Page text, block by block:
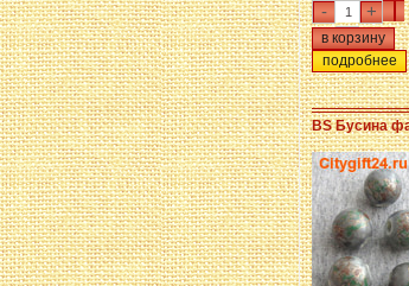
- +
подробнее
BS Бусина